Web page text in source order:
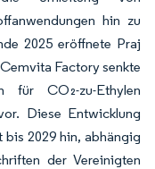
hin zu
2025 eröffnete Praj
Factory senkte
für CO₂-zu-Ethylen
Diese Entwicklung
2029 hin, abhängig
der Vereinigten